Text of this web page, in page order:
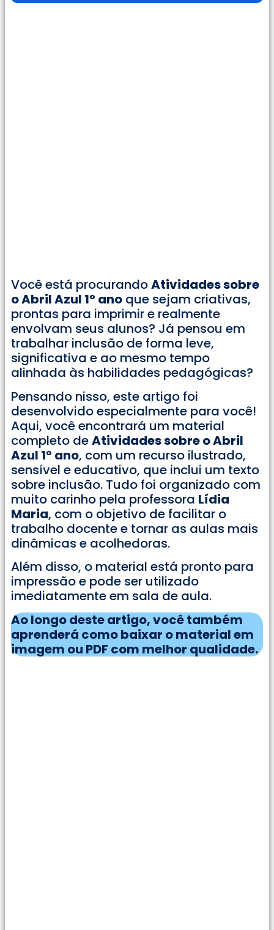
Você está procurandoAtividades sobre
o Abril Azul 1° ano que sejam criativas,
prontas para imprimir e realmente
envolvam seus alunos? Já pensou em
trabalhar inclusão de forma leve,
significativa e ao mesmo tempo
alinhada às habilidades pedagógicas?
Pensando nisso, este artigo foi
desenvolvido especialmente para você!
Aqui, você encontrará um material
completo deAtividades sobre o Abril
Azul 1° ano, com um recurso ilustrado,
sensível e educativo, que inclui um texto
sobre inclusão. Tudo foi organizado com
muito carinho pela professora Lídia
Maria, com o objetivo de facilitar o
trabalho docente e tornar as aulas mais
dinâmicas e acolhedoras.
Além disso, o material está pronto para
impressão e pode ser utilizado
imediatamente em sala de aula.
Ao longo deste artigo, você também
aprenderá como baixar o material em
imagem ou PDF com melhor qualidade.